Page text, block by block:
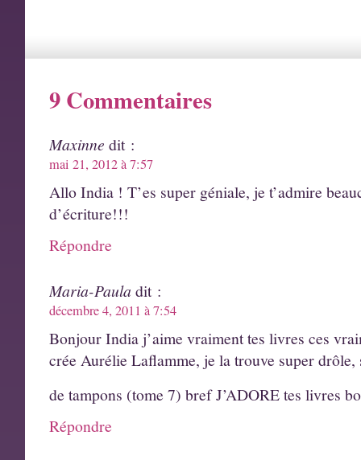
9 Commentaires
Maxinne dit :
mai 21, 2012 à 7:57
Allo India ! T’es super géniale, je t’admire
d’écriture!!!
Répondre
Maria-Paula dit :
décembre 4, 2011 à 7:54
Bonjour India j’aime vraiment tes livres ces
crée Aurélie Laflamme, je la trouve super drôle,
de tampons (tome 7) bref J’ADORE tes livres
Répondre